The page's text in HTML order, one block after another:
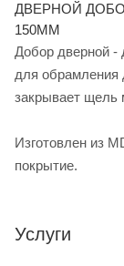
ДВЕРНОЙ
150ММ
Добор дверной -
для обрамления
закрывает щель
Изготовлен из
покрытие.
Услуги